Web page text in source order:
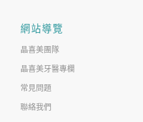
網站導覽
晶喜美團隊
晶喜美牙醫專欄
常見問題
聯絡我們